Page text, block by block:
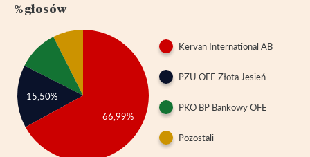
% głosów
15,50%
66,99%
Kervan International AB
PZU OFE Złota Jesień
PKO BP Bankowy OFE
Pozostali